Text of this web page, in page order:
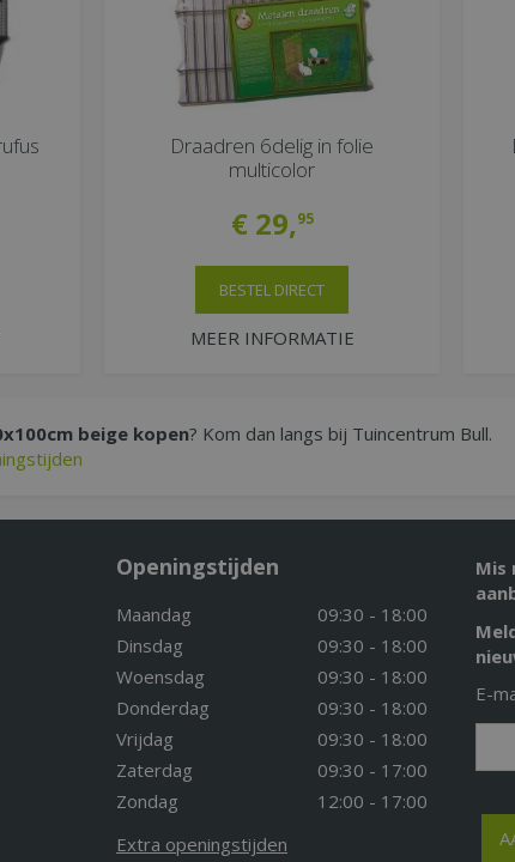
Draadren 6delig in folie
multicolor
€ 29,95
MEER INFORMATIE
BESTEL DIRECT
beige kopen? Kom dan langs bij Tuincentrum Bull.
Openingstijden
Maandag
09:30 - 18:00
Dinsdag
09:30 - 18:00
Woensdag
09:30 - 18:00
Donderdag
09:30 - 18:00
Vrijdag
09:30 - 18:00
Zaterdag
09:30 - 17:00
Zondag
12:00 - 17:00
Extra openingstijden
Mis
E-